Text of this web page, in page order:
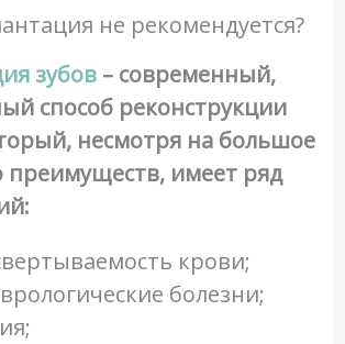
не рекомендуется?
зубов– современный,
способ реконструкции
несмотря на большое
преимуществ, имеет ряд
крови;
болезни;